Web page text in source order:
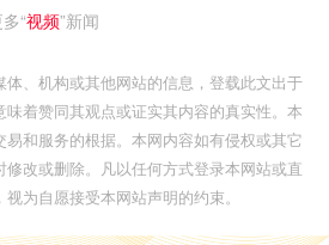
“视频”新闻
体、机构或其他网站的信息，登载此文出于
着赞同其观点或证实其内容的真实性。本
和服务的根据。本网内容如有侵权或其它
改或删除。凡以任何方式登录本网站或直
为自愿接受本网站声明的约束。